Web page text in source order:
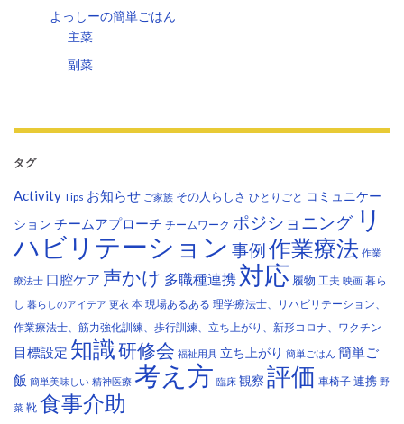
よっしーの簡単ごはん
主菜
副菜
タグ
Activity Tips お知らせ ご家族 その人らしさ ひとりごと コミュニケー
ション チームアプローチ チームワーク ポジショニング リ
ハビリテーション 事例作業療法 作業
療法士 口腔ケア 声かけ 多職種連携 対応 履物 工夫 映画 暮ら
し 暮らしのアイデア 更衣 本 現場あるある 理学療法士、リハビリテーション、
作業療法士、筋力強化訓練、歩行訓練、立ち上がり、新形コロナ、ワクチン
目標設定 知識研修会 福祉用具 立ち上がり 簡単ごはん 簡単ご
飯 簡単美味しい 精神医療 考え方 臨床 観察 評価 車椅子 連携 野
菜 靴 食事介助